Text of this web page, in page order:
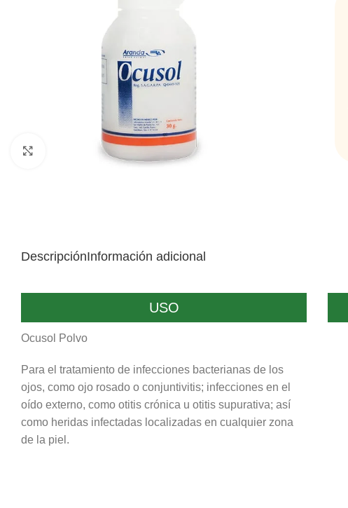
Click to enlarge
DescripciónInformación adicional
USO
Ocusol Polvo
Para el tratamiento de infecciones bacterianas de los
ojos, como ojo rosado o conjuntivitis; infecciones en el
oído externo, como otitis crónica u otitis supurativa; así
como heridas infectadas localizadas en cualquier zona
de la piel.